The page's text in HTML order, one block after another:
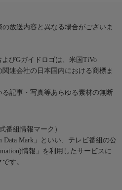
放送内容と異なる場合がございま
びGガイドロゴは、米国TiVo
連会社の日本国内における商標ま
記事・写真等あらゆる素材の無断
番組情報マーク）
Data Mark」といい、テレビ番組の公
情報」を利用したサービスに
す。